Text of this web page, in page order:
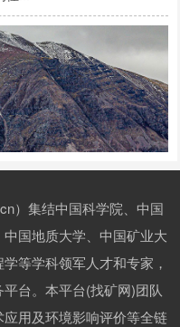
）集结中国科学院、中国
国地质大学、中国矿业大
等学科领军人才和专家，
台。本平台(找矿网)团队
用及环境影响评价等全链